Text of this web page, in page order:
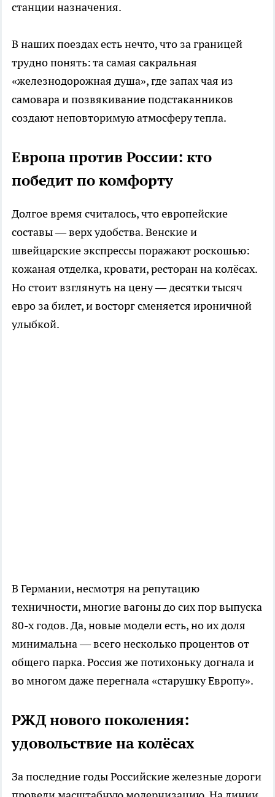
станции назначения.
В наших поездах есть нечто, что за границей
трудно понять: та самая сакральная
«железнодорожная душа», где запах чая из
самовара и позвякивание подстаканников
создают неповторимую атмосферу тепла.
Европа против России: кто
победит по комфорту
Долгое время считалось, что европейские
составы — верх удобства. Венские и
швейцарские экспрессы поражают роскошью:
кожаная отделка, кровати, ресторан на колёсах.
Но стоит взглянуть на цену — десятки тысяч
евро за билет, и восторг сменяется ироничной
улыбкой.
В Германии, несмотря на репутацию
техничности, многие вагоны до сих пор выпуска
80-х годов. Да, новые модели есть, но их доля
минимальна — всего несколько процентов от
общего парка. Россия же потихоньку догнала и
во многом даже перегнала «старушку Европу».
РЖД нового поколения:
удовольствие на колёсах
За последние годы Российские железные дороги